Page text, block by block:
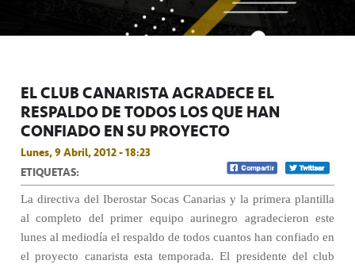
EL CLUB CANARISTA AGRADECE EL
RESPALDO DE TODOS LOS QUE HAN
CONFIADO EN SU PROYECTO
Lunes, 9 Abril, 2012 - 18:23
ETIQUETAS:
La directiva del Iberostar Socas Canarias y la primera plantilla
al completo del primer equipo aurinegro agradecieron este
lunes al mediodía el respaldo de todos cuantos han confiado en
el proyecto canarista esta temporada. El presidente del club